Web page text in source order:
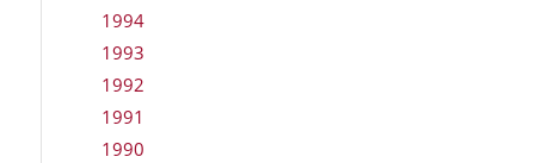
1994
1993
1992
1991
1990